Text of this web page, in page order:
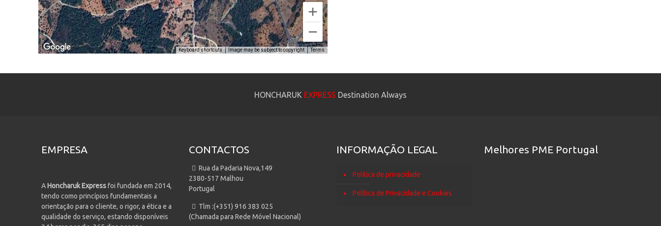
Keyboard shortcuts Image may be subject to copyright Terms
HONCHARUK EXPRESS Destination Always
EMPRESA
A Honcharuk Expressfoi fundada em 2014,
tendo como princípios fundamentais a
orientação para o cliente, o rigor, a ética e a
qualidade do serviço, estando disponíveis
CONTACTOS
Rua da Padaria Nova,149
2380-517 Malhou
Portugal
Tlm :(+351) 916 383 025
(Chamada para Rede Móvel Nacional)
INFORMAÇÃO LEGAL
Política de privacidade
Política de Privacidade e Cookies
Melhores PME Portugal